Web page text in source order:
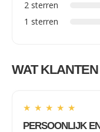
2 sterren
1 sterren
WAT
★ ★ ★ ★ ★
PERSOONLIJK